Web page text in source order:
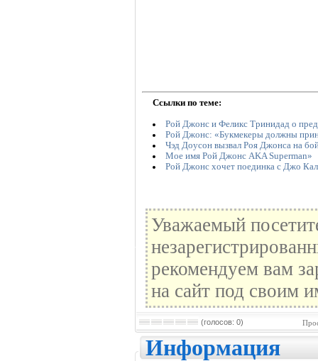
Ссылки по теме:
Рой Джонс и Феликс Тринидад о
Рой Джонс: «Букмекеры должны
Чэд Доусон вызвал Роя Джонса на
Мое имя Рой Джонс AKA Superman»
Рой Джонс хочет поединка с Джо
Уважаемый
рекомендуем вам
на сайт под своим
(голосов: 0)
Информация